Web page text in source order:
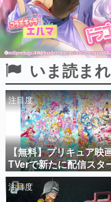
ピックア
電ファミのいま読ま
アプリセール情報
インタビュー
いま読ま
注目度
【無料】プリキュア映
TVerで新たに配信スタ
んと2018年～2024年
すべてが見放題に、ぶ
注目度